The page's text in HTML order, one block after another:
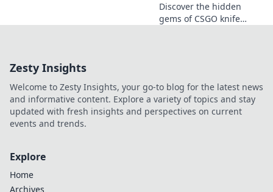
Discover the hidden
gems of CSGO knife
Zesty Insights
Welcome to Zesty Insights, your go-to blog for the latest news
and informative content. Explore a variety of topics and stay
updated with fresh insights and perspectives on current
events and trends.
Explore
Home
Archives